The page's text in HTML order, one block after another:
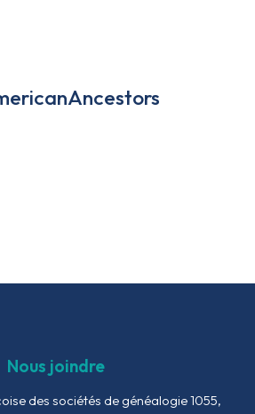
Nous joindre
des sociétés de généalogie1055,